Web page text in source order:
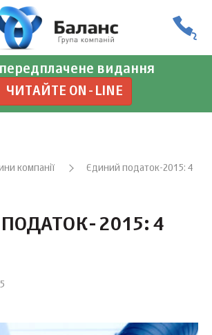
видання
ЧИТАЙТЕ ON-LINE
компанії
Єдиний податок-2015: 4
2015: 4